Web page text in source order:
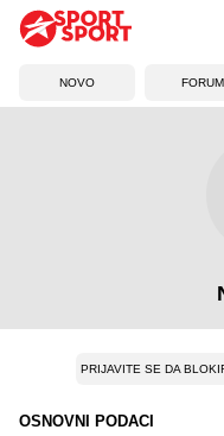
NOVO FORUM
PRIJAVITE SE DA
OSNOVNI PODACI